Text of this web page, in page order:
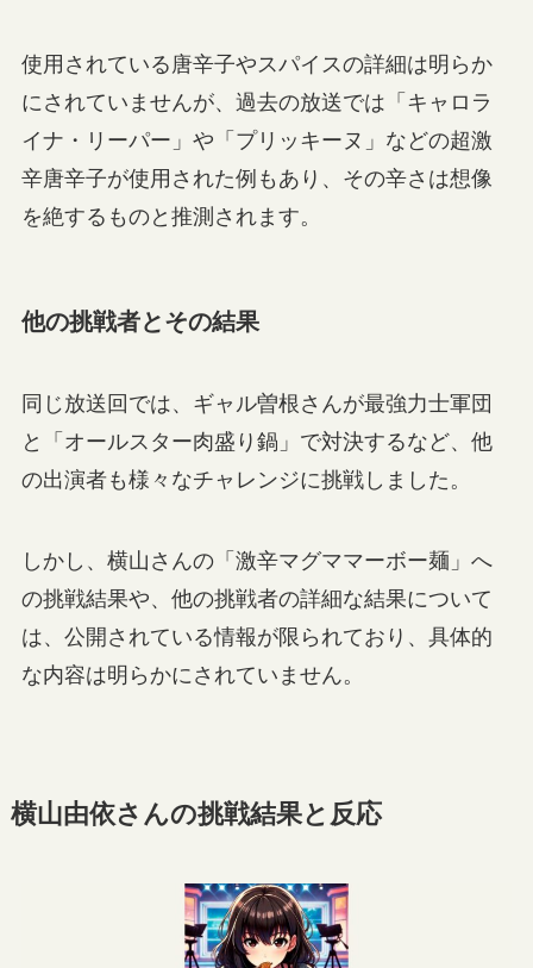
使用されている唐辛子やスパイスの詳細は明らか
にされていませんが、過去の放送では「キャロラ
イナ・リーパー」や「プリッキーヌ」などの超激
辛唐辛子が使用された例もあり、その辛さは想像
を絶するものと推測されます。
他の挑戦者とその結果
同じ放送回では、ギャル曽根さんが最強力士軍団
と「オールスター肉盛り鍋」で対決するなど、他
の出演者も様々なチャレンジに挑戦しました。
しかし、横山さんの「激辛マグママーボー麺」へ
の挑戦結果や、他の挑戦者の詳細な結果について
は、公開されている情報が限られており、具体的
な内容は明らかにされていません。
横山由依さんの挑戦結果と反応